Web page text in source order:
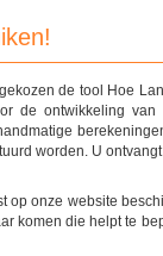
de tool Hoe
de ontwikkeling
worden. U
op onze website
komen die helpt te